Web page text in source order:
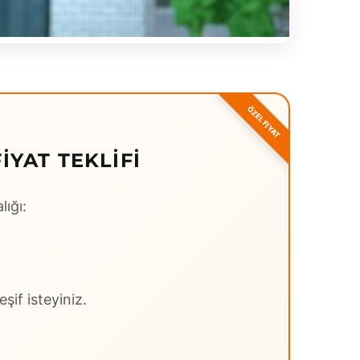
TEKLIFI
isteyiniz.